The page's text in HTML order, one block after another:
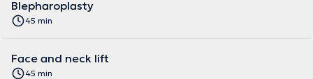
Blepharoplasty
45 min
Face and neck lift
45 min